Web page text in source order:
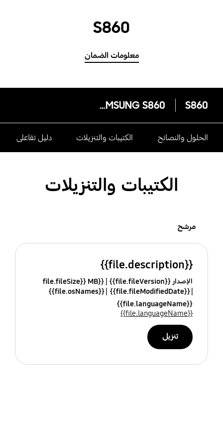
S860
معلومات الضمان
S860
SAMSUNG S860
الحلول والنصائح الكتيبات والتنزيلات دليل تفاعلى
الكتيبات والتنزيلات
مرشح
{{file.description}}
الإصدار {{file.fileVersion}}
{{file.fileSize}} MB
{{file.fileModifiedDate}}
{{file.osNames}}
{{file.languageName}}
{{file.languageName}}
تنزيل